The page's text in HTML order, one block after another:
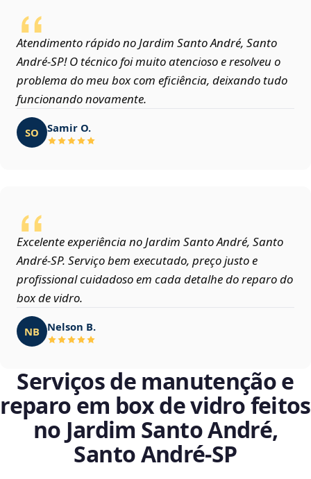
Atendimento rápido no Jardim Santo André, Santo
André‑SP! O técnico foi muito atencioso e resolveu o
problema do meu box com eficiência, deixando tudo
funcionando novamente.
SO Samir O.
Excelente experiência no Jardim Santo André, Santo
André‑SP. Serviço bem executado, preço justo e
profissional cuidadoso em cada detalhe do reparo do
box de vidro.
NB Nelson B.
Serviços de manutenção e
reparo em box de vidro feitos
no Jardim Santo André,
Santo André‑SP